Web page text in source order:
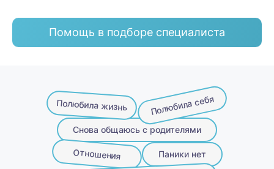
Помощь в подборе специалиста
Полюбила жизнь Полюбила себя
Снова общаюсь с родителями
Отношения Паники нет